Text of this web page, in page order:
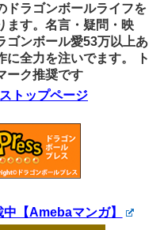
ドラゴンボールライフを
ます。名言・疑問・映
ゴンボール愛53万以上あ
全力を注いでます。
ト
ーク推奨です
トップページ
【Amebaマンガ】